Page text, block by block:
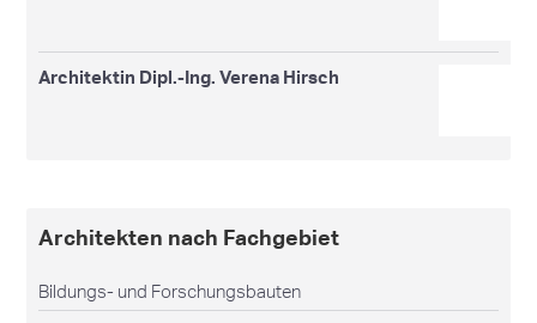
Architektin Dipl.-Ing. Verena Hirsch
Architekten nach Fachgebiet
Bildungs- und Forschungsbauten